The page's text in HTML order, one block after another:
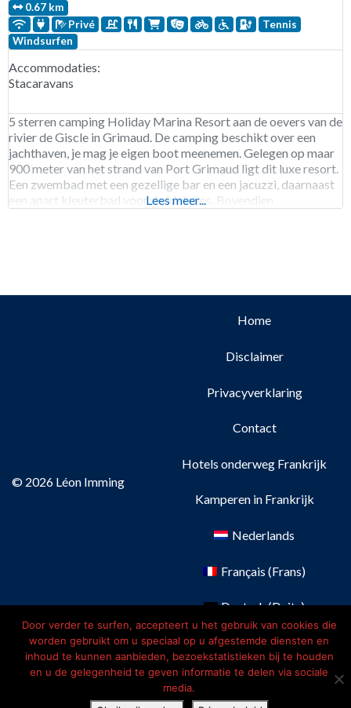
0.67 km
Privé
Tennis
Windsurfen
Accommodaties:
Stacaravans
5 sterren camping Holiday Marina Resort aan de oevers van de
rivier de Giscle in Grimaud. De camping beschikt over een
jachthaven, je mag je eigen boot meenemen. Gelegen op maar
900 meter van het strand van Port Grimaud ligt dit luxe resort.
Een zwembad met een gezellige bar en een jacuzzi, daarnaast
een apart kleuterbad voor de kleintjes. Bovendien
Lees meer...
© 2026 Léon Imming
Home
Disclaimer
Privacyverklaring
Contact
Hotels onderweg Frankrijk
Kamperen in Frankrijk
Nederlands
Français (Frans)
Deutsch(Duits)
English(Engels)
Door verder te surfen, accepteert u het gebruik van cookies die
worden gebruikt om u speciaal op u afgestemde diensten en
inhoud te kunnen aanbieden, bezoekstatistieken bij te houden
en u de gelegenheid te geven informatie te delen via sociale
media.